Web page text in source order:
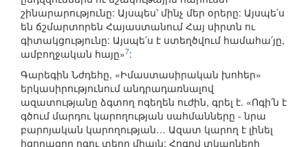
շինարարությունը: Այսպես՝ մինչ մեր օրերը: Այսպե՛ս
են ճշմարտորեն Հայաստանում Հայ սիրտն ու
գիտակցությունը: Այսպե՛ս է ստեղծվում համահա՛յը,
ամբողջական հայը»7:
Գարեգին Նժդեհը, «Իմաստասիրական խոհեր»
երկասիրությունում անդրադառնալով
ազատությանը ձգտող ոգեղեն ուժին, գրել է. «Ոգի՛ն է
գծում մարդու կարողության սահմանները - նրա
բարոյական կարողության… Ազատ կարող է լինել
հզորազոր ոգու տերը միայն: Հոգով տկարների